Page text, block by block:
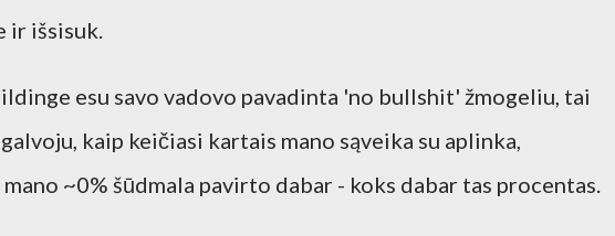
ir išsisuk.
esu savo vadovo pavadinta 'no bullshit' žmogeliu, tai
kaip keičiasi kartais mano sąveika su aplinka,
~0% šūdmala pavirto dabar - koks dabar tas procentas.